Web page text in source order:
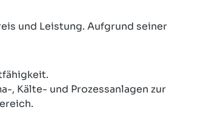
und Leistung. Aufgrund seiner
, Kälte- und Prozessanlagen zur